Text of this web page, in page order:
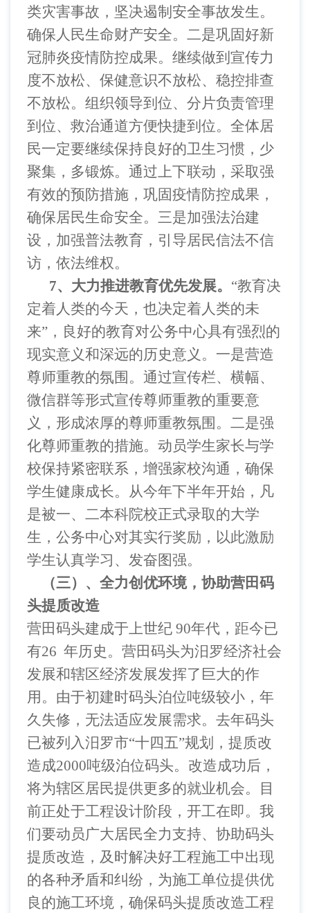
类灾害事故，坚决遏制安全事故发生。
确保人民生命财产安全。二是巩固好新
冠肺炎疫情防控成果。继续做到宣传力
度不放松、保健意识不放松、稳控排查
不放松。组织领导到位、分片负责管理
到位、救治通道方便快捷到位。全体居
民一定要继续保持良好的卫生习惯，少
聚集，多锻炼。通过上下联动，采取强
有效的预防措施，巩固疫情防控成果，
确保居民生命安全。三是加强法治建
设，加强普法教育，引导居民信法不信
访，依法维权。
7、大力推进教育优先发展。 “教育决
定着人类的今天，也决定着人类的未
来”，良好的教育对公务中心具有强烈的
现实意义和深远的历史意义。一是营造
尊师重教的氛围。通过宣传栏、横幅、
微信群等形式宣传尊师重教的重要意
义，形成浓厚的尊师重教氛围。二是强
化尊师重教的措施。动员学生家长与学
校保持紧密联系，增强家校沟通，确保
学生健康成长。从今年下半年开始，凡
是被一、二本科院校正式录取的大学
生，公务中心对其实行奖励，以此激励
学生认真学习、发奋图强。
（三）、全力创优环境，协助营田码
头提质改造
营田码头建成于上世纪 90年代，距今已
有26 年历史。营田码头为汨罗经济社会
发展和辖区经济发展发挥了巨大的作
用。由于初建时码头泊位吨级较小，年
久失修，无法适应发展需求。去年码头
已被列入汨罗市“十四五”规划，提质改
造成2000吨级泊位码头。改造成功后，
将为辖区居民提供更多的就业机会。目
前正处于工程设计阶段，开工在即。我
们要动员广大居民全力支持、协助码头
提质改造，及时解决好工程施工中出现
的各种矛盾和纠纷，为施工单位提供优
良的施工环境，确保码头提质改造工程